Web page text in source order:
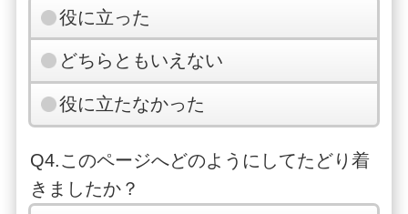
役に立った
どちらともいえない
役に立たなかった
Q4.このページへどのようにしてたどり着
きましたか？